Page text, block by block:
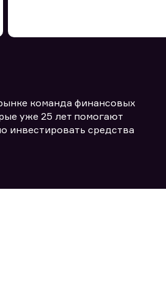
команда финансовых
уже 25 лет помогают
инвестировать средства
заявку